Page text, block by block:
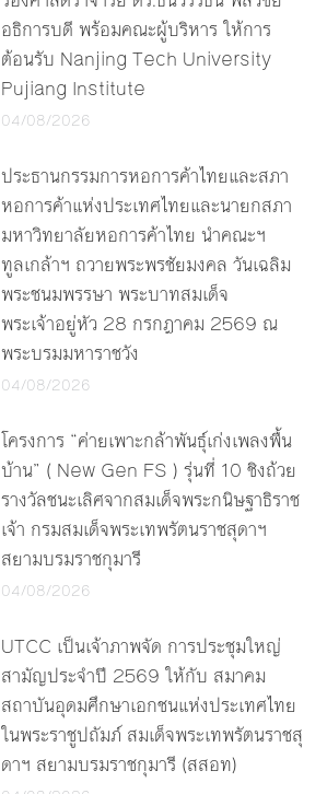
อธิการบดี พร้อมคณะผู้บริหาร ให้การ
ต้อนรับ Nanjing Tech University
Pujiang Institute
04/08/2026
ประธานกรรมการหอการค้าไทยและสภา
หอการค้าแห่งประเทศไทยและนายกสภา
มหาวิทยาลัยหอการค้าไทย นำคณะฯ
ทูลเกล้าฯ ถวายพระพรชัยมงคล วันเฉลิม
พระชนมพรรษา พระบาทสมเด็จ
พระเจ้าอยู่หัว 28 กรกฎาคม 2569 ณ
พระบรมมหาราชวัง
04/08/2026
โครงการ “ค่ายเพาะกล้าพันธุ์เก่งเพลงพื้น
บ้าน” ( New Gen FS ) รุ่นที่ 10 ชิงถ้วย
รางวัลชนะเลิศจากสมเด็จพระกนิษฐาธิราช
เจ้า กรมสมเด็จพระเทพรัตนราชสุดาฯ
สยามบรมราชกุมารี
04/08/2026
UTCC เป็นเจ้าภาพจัด การประชุมใหญ่
สามัญประจำปี 2569 ให้กับ สมาคม
สถาบันอุดมศึกษาเอกชนแห่งประเทศไทย
ในพระราชูปถัมภ์ สมเด็จพระเทพรัตนราชสุ
ดาฯ สยามบรมราชกุมารี (สสอท)